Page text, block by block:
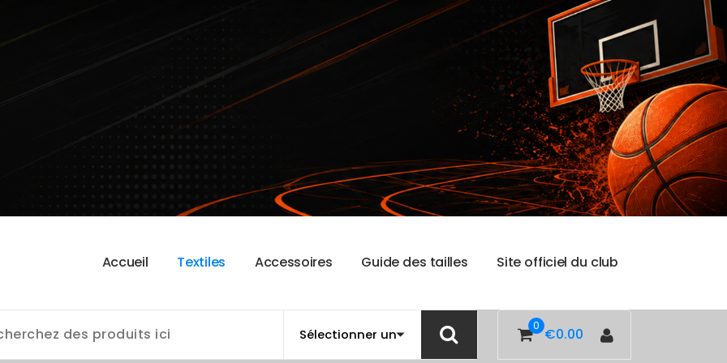
Accueil Textiles Accessoires Guide des tailles Site officiel du club
0 €0.00